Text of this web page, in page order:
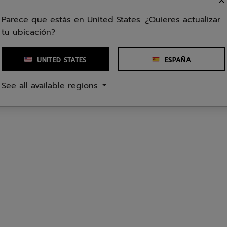
Babolat, una marca reconocida en el mundo del deporte,
durabilidad. No dejes que tu equipo limite tu potencial. Elige
de juego.
Parece que estás en United States. ¿Quieres actualizar
tu ubicación?
UNITED STATES ESPAÑA
See all available regions